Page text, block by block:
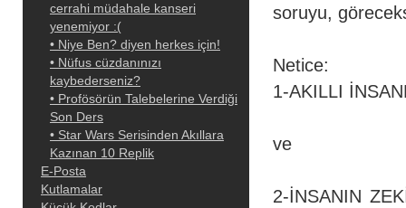
cerrahi müdahale kanseri
• Niye Ben? diyen herkes için‏!
• Nüfus cüzdanınızı
kaybederseniz‏?
• Profösörün Talebelerine Verdiği
Son Ders
• Star Wars Serisinden Akıllara
Kazınan 10 Replik
E-Posta
Kutlamalar
soruyu,
Netice:
1-AKILLI
ve
2-İNSANIN